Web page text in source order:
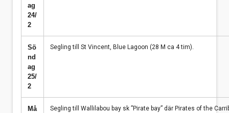
ag
24/
2
Sö
nd
ag
25/
2
Segling till St Vincent, Blue Lagoon (28 M ca 4 tim).
Må
Segling till Wallilabou bay sk ”Pirate bay” där Pirates of the